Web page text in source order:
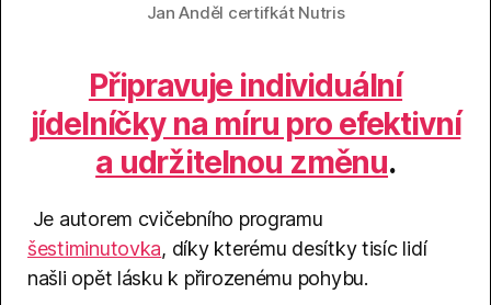
Jan Anděl certifkát Nutris
Připravuje individuální
jídelníčky na míru pro efektivní
a udržitelnou změnu.
Je autorem cvičebního programu
šestiminutovka, díky kterému desítky tisíc lidí
našli opět lásku k přirozenému pohybu.